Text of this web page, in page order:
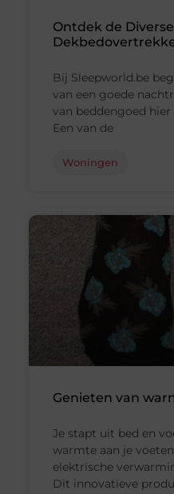
Ontdek de
Bij Sleepworld.be
van een goede
van beddengoed
Een van de
Woningen
Genieten van
Je stapt uit bed en
warmte aan je
elektrische
Dit innovatieve